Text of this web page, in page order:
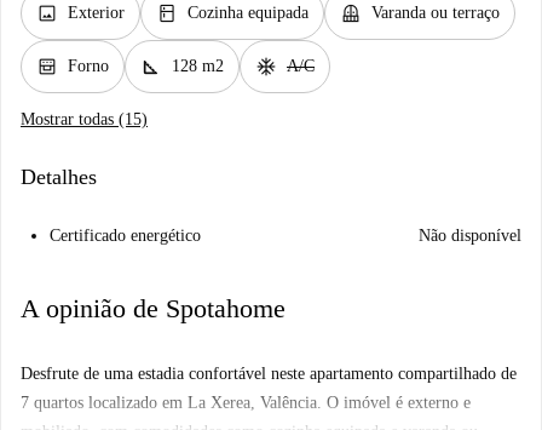
image Exterior kitchen Cozinha equipada balcony Varanda ou terraço
oven_gen Forno square_foot 128 m2 ac_unit A/C
Mostrar todas (15)
Detalhes
Certificado energético Não disponível
A opinião de Spotahome
Desfrute de uma estadia confortável neste apartamento compartilhado de
7 quartos localizado em La Xerea, Valência. O imóvel é externo e